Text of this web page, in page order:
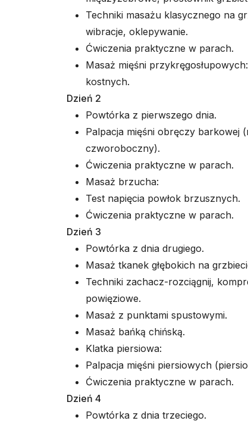
Techniki masażu klasycznego na
wibracje, oklepywanie.
Ćwiczenia praktyczne w parach.
Masaż mięśni
kostnych.
Dzień 2
Powtórka z pierwszego dnia.
Palpacja mięśni obręczy barkowej
czworoboczny).
Ćwiczenia praktyczne w parach.
Masaż brzucha:
Test napięcia powłok brzusznych.
Ćwiczenia praktyczne w parach.
Dzień 3
Powtórka z dnia drugiego.
Masaż tkanek głębokich na
Techniki zachacz-rozciągnij,
powięziowe.
Masaż z punktami spustowymi.
Masaż bańką chińską.
Klatka piersiowa:
Palpacja mięśni piersiowych
Ćwiczenia praktyczne w parach.
Dzień 4
Powtórka z dnia trzeciego.